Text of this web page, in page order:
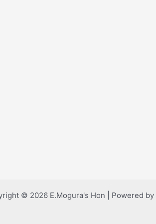
© 2026 E.Mogura's Hon | Powered by